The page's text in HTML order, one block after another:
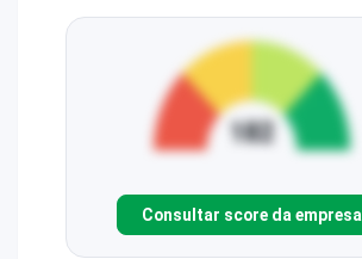
Consultar score da empresa